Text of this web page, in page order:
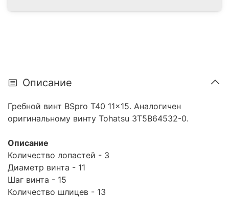
Описание
Гребной винт BSpro T40 11x15. Аналогичен
оригинальному винту Tohatsu 3T5B64532-0.
Описание
Количество лопастей - 3
Диаметр винта - 11
Шаг винта - 15
Количество шлицев - 13